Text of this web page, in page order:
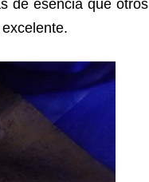
de esencia que otros